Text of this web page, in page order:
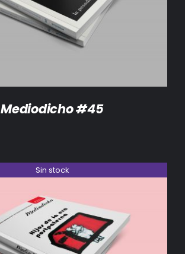
DETALLES
Mediodicho #45
Sin stock
DETALLES